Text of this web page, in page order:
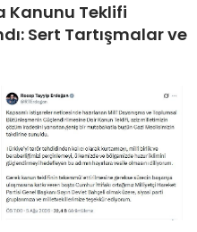
Kanunu Teklifi
Sert Tartışmalar ve